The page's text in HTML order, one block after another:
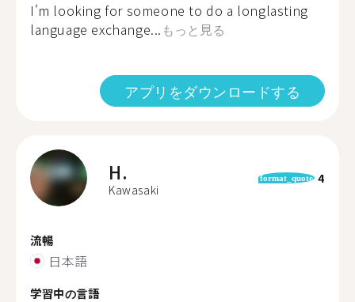
I'm looking for someone to do a longlasting
language exchange... もっと見る
アプリをダウンロードする
H.
Kawasaki
format_quote 4
流暢
日本語
学習中の言語